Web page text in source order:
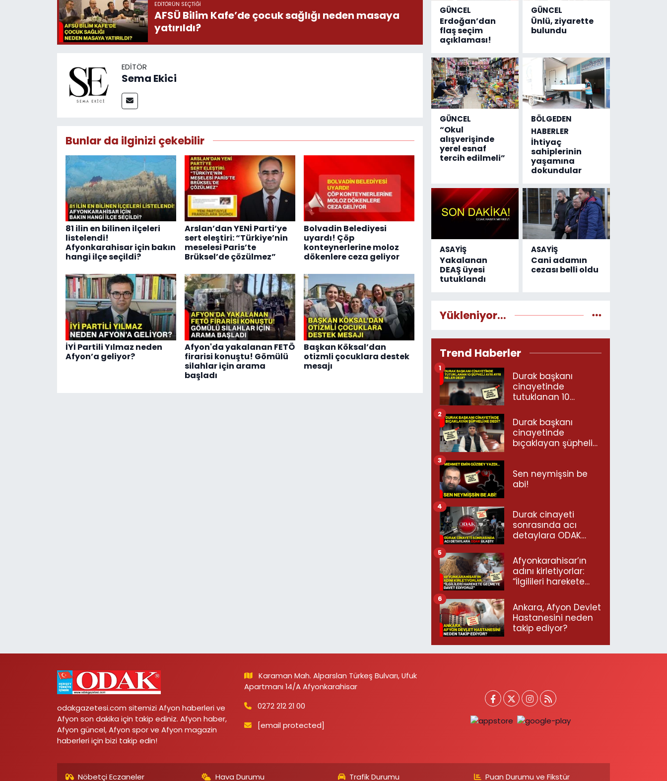
EDITÖRÜN SEÇTIĞI
AFSÜ Bilim Kafe’de çocuk sağlığı neden masaya
yatırıldı?
EDITÖR
Sema Ekici
Bunlar da ilginizi çekebilir
81 ilin en bilinen ilçeleri
listelendi!
Afyonkarahisar için bakın
hangi ilçe seçildi?
Arslan’dan YENİ Parti’ye
sert eleştiri: “Türkiye’nin
meselesi Paris’te
Brüksel’de çözülmez”
Bolvadin Belediyesi
uyardı! Çöp
konteynerlerine moloz
dökenlere ceza geliyor
İYİ Partili Yılmaz neden
Afyon’a geliyor?
Afyon'da yakalanan FETÖ
firarisi konuştu! Gömülü
silahlar için arama
başladı
Başkan Köksal’dan
otizmli çocuklara destek
mesajı
GÜNCEL
Erdoğan’dan
flaş seçim
açıklaması!
GÜNCEL
Ünlü, ziyarette
bulundu
GÜNCEL
“Okul
alışverişinde
yerel esnaf
tercih edilmeli”
BÖLGEDEN
HABERLER
İhtiyaç
sahiplerinin
yaşamına
dokundular
ASAYİŞ
Yakalanan
DEAŞ üyesi
tutuklandı
ASAYİŞ
Cani adamın
cezası belli oldu
Yükleniyor...
Trend Haberler
Durak başkanı
cinayetinde
tutuklanan 10
neler dedi?
1
Durak başkanı
cinayetinde
bıçaklayan şüpheli
2
Sen neymişsin be
abi!
3
Durak cinayeti
sonrasında acı
detaylara ODAK
4
Afyonkarahisar’ın
adını kirletiyorlar:
“İlgilileri harekete
ediyoruz”
5
Ankara, Afyon Devlet
Hastanesini neden
takip ediyor?
6
odakgazetesi.com sitemizi Afyon haberleri ve
Afyon son dakika için takip ediniz. Afyon haber,
Afyon güncel, Afyon spor ve Afyon magazin
haberleri için bizi takip edin!
Karaman Mah. Alparslan Türkeş Bulvarı, Ufuk
Apartmanı 14/A Afyonkarahisar
0272 212 21 00
[email protected]
Nöbetçi Eczaneler Hava Durumu Trafik Durumu Puan Durumu ve Fikstür